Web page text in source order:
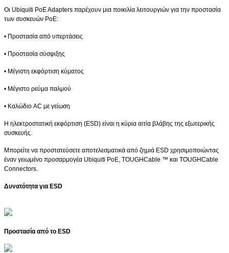
Οι Ubiquiti PoE Adapters παρέχουν μια ποικιλία λειτουργιών για την προστασία
των συσκευών PoE:
• Προστασία από υπερτάσεις
• Προστασία σύσφιξης
• Μέγιστη εκφόρτιση κύματος
• Μέγιστο ρεύμα παλμού
• Καλώδιο AC με γείωση
Η ηλεκτροστατική εκφόρτιση (ESD) είναι η κύρια αιτία βλάβης της εξωτερικής
συσκευής.
Μπορείτε να προστατεύσετε αποτελεσματικά από ζημιά ESD χρησιμοποιώντας
έναν γειωμένο προσαρμογέα Ubiquiti PoE, TOUGHCable ™ και TOUGHCable
Connectors.
Δυνατότητα για ESD
Προστασία από το ESD